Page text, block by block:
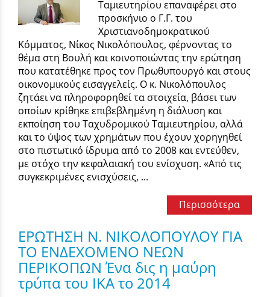
Ταμιευτηρίου επαναφέρει στο
προσκήνιο ο Γ.Γ. του
Χριστιανοδημοκρατικού
Κόμματος, Νίκος Νικολόπουλος, φέρνοντας το
θέμα στη Βουλή και κοινοποιώντας την ερώτηση
που κατατέθηκε προς τον Πρωθυπουργό και στους
οικονομικούς εισαγγελείς. Ο κ. Νικολόπουλος
ζητάει να πληροφορηθεί τα στοιχεία, βάσει των
οποίων κρίθηκε επιβεβλημένη η διάλυση και
εκποίηση του Ταχυδρομικού Ταμιευτηρίου, αλλά
και το ύψος των χρημάτων που έχουν χορηγηθεί
στο πιστωτικό ίδρυμα από το 2008 και εντεύθεν,
με στόχο την κεφαλαιακή του ενίσχυση. «Από τις
συγκεκριμένες ενισχύσεις, ...
Περισσότερα
ΕΡΩΤΗΣΗ Ν. ΝΙΚΟΛΟΠΟΥΛΟΥ ΓΙΑ
ΤΟ ΕΝΔΕΧΟΜΕΝΟ ΝΕΩΝ
ΠΕΡΙΚΟΠΩΝ Ένα δις η μαύρη
τρύπα του ΙΚΑ το 2014